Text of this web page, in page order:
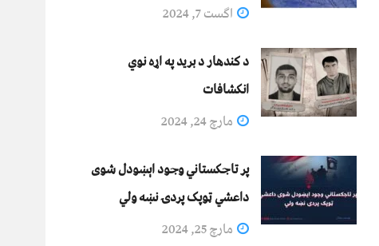
اگست 7, 2024
د کندهار د برید په اړه نوي
انکشافات
مارچ 24, 2024
پر تاجکستاني وجود اېښودل شوی
داعشي ټوپک پردۍ نښه ولي
مارچ 25, 2024